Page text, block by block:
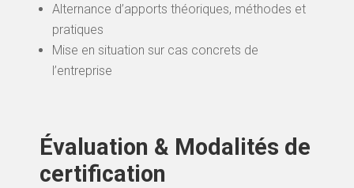
Alternance d’apports théoriques, méthodes et
pratiques
Mise en situation sur cas concrets de
l’entreprise
Évaluation & Modalités de
certification